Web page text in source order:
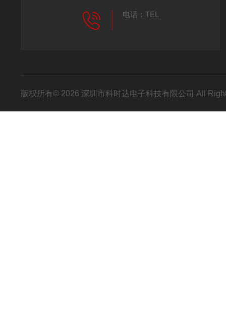
电话：TEL
版权所有© 2026 深圳市科时达电子科技有限公司 All